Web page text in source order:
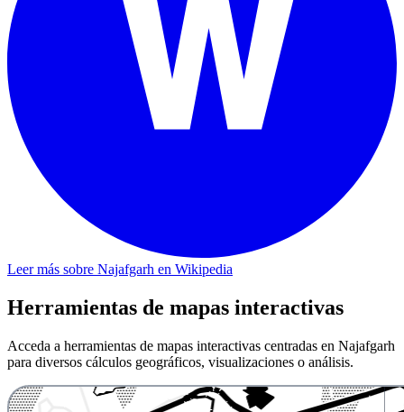
Leer más sobre Najafgarh en Wikipedia
Herramientas de mapas interactivas
Acceda a herramientas de mapas interactivas centradas en Najafgarh
para diversos cálculos geográficos, visualizaciones o análisis.